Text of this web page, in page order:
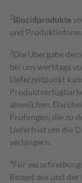
2Biozidprodukte
und
3Die Übergabe
bei uns werktags
Lieferzeitpunkt
abweichen.
Prüfungen, die zu
Lieferfrist um die
verlängern.
4Für
Rezept aus und